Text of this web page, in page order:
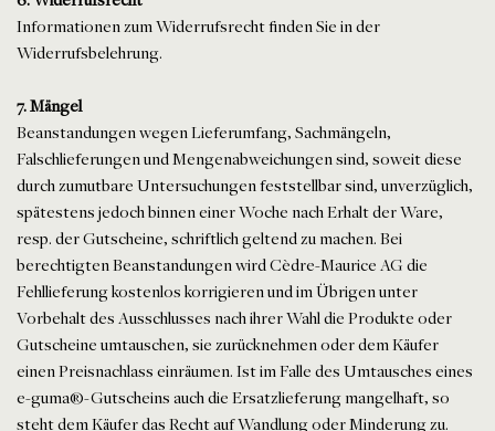
Informationen zum Widerrufsrecht finden Sie in der
Widerrufsbelehrung.
7. Mängel
Beanstandungen wegen Lieferumfang, Sachmängeln,
Falschlieferungen und Mengenabweichungen sind, soweit diese
durch zumutbare Untersuchungen feststellbar sind, unverzüglich,
spätestens jedoch binnen einer Woche nach Erhalt der Ware,
resp. der Gutscheine, schriftlich geltend zu machen. Bei
berechtigten Beanstandungen wird Cèdre-Maurice AG die
Fehllieferung kostenlos korrigieren und im Übrigen unter
Vorbehalt des Ausschlusses nach ihrer Wahl die Produkte oder
Gutscheine umtauschen, sie zurücknehmen oder dem Käufer
einen Preisnachlass einräumen. Ist im Falle des Umtausches eines
e-guma®-Gutscheins auch die Ersatzlieferung mangelhaft, so
steht dem Käufer das Recht auf Wandlung oder Minderung zu.